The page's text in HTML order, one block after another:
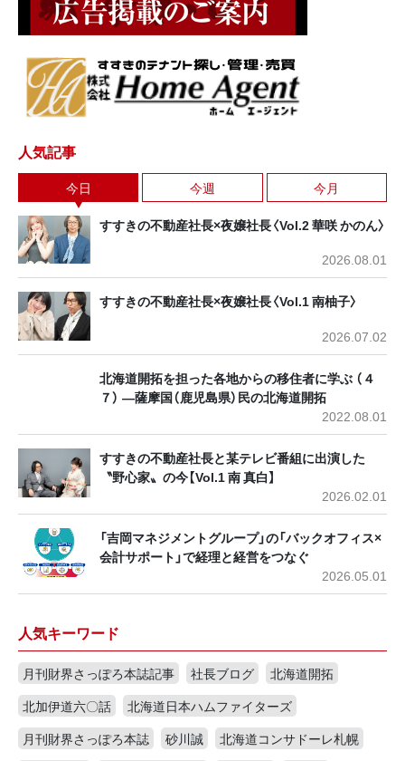
人気記事
今日 今週 今月
すすきの不動産社長×夜嬢社長〈Vol.2 華咲 かのん〉
2026.08.01
すすきの不動産社長×夜嬢社長〈Vol.1 南柚子〉
2026.07.02
北海道開拓を担った各地からの移住者に学ぶ （４
７） ―薩摩国（鹿児島県）民の北海道開拓
2022.08.01
すすきの不動産社長と某テレビ番組に出演した
〝野心家〟の今【Vol.1 南 真白】
2026.02.01
「吉岡マネジメントグループ」の「バックオフィス×
会計サポート」で経理と経営をつなぐ
2026.05.01
人気キーワード
月刊財界さっぽろ本誌記事 社長ブログ
北海道開拓
北加伊道六〇話
北海道日本ハムファイターズ
月刊財界さっぽろ本誌
砂川誠
北海道コンサドーレ札幌